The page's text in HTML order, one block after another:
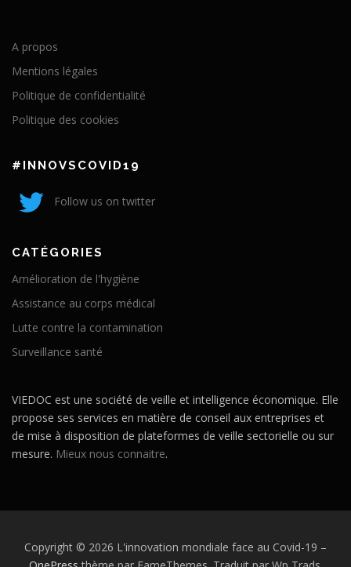
A propos
Mentions légales
Politique de confidentialité
Politique des cookies
#INNOVSCOVID19
Follow us on twitter
CATÉGORIES
Amélioration de l'hygiène
Assistance au corps médical
Lutte contre la contamination
Surveillance santé
VIEDOC est une société de veille et intelligence économique. Elle
propose ses services en matière de conseil aux entreprises et
de mise à disposition de plateformes de veille sectorielle ou sur
mesure. Mieux nous connaitre.
Copyright © 2026 L'innovation mondiale face au Covid-19 –